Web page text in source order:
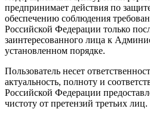
предпринимает действия по
обеспечению соблюдения
Российской Федерации только
заинтересованного лица к
установленном порядке.
Пользователь несет
актуальность, полноту и
Российской Федерации
чистоту от претензий третьих лиц.